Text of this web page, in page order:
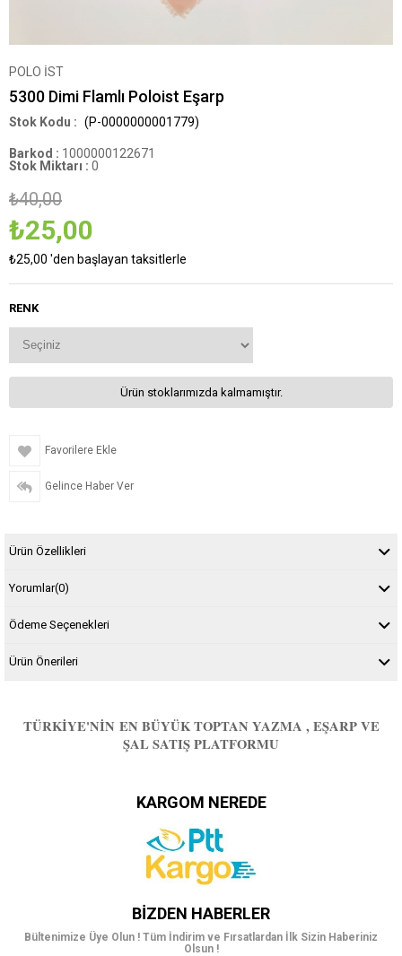
POLO İST
5300 Dimi Flamlı Poloist Eşarp
(P-0000000001779)
Barkod : 1000000122671
Stok Miktarı : 0
₺40,00
₺25,00
₺25,00 'den başlayan taksitlerle
RENK
Ürün stoklarımızda kalmamıştır.
Favorilere Ekle
Gelince Haber Ver
Ürün Özellikleri
Yorumlar(0)
Ödeme Seçenekleri
Ürün Önerileri
TÜRKIYE'NIN EN BÜYÜK TOPTAN YAZMA , EŞARP VE
ŞAL SATIŞ PLATFORMU
KARGOM NEREDE
BIZDEN HABERLER
Bültenimize Üye Olun ! Tüm İndirim ve Fırsatlardan İlk Sizin Haberiniz
Olsun !